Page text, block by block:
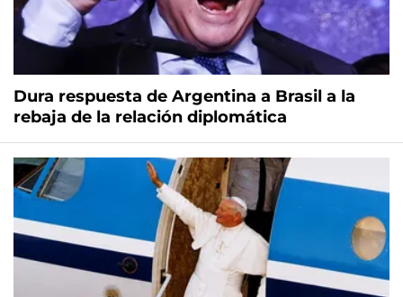
Dura respuesta de Argentina a Brasil a la
rebaja de la relación diplomática